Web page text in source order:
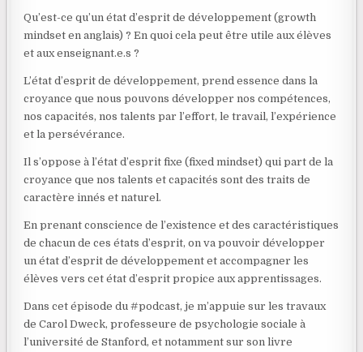
Qu’est-ce qu’un état d’esprit de développement (growth
mindset en anglais) ? En quoi cela peut être utile aux élèves
et aux enseignant.e.s ?
L’état d’esprit de développement, prend essence dans la
croyance que nous pouvons développer nos compétences,
nos capacités, nos talents par l’effort, le travail, l’expérience
et la persévérance.
Il s’oppose à l’état d’esprit fixe (fixed mindset) qui part de la
croyance que nos talents et capacités sont des traits de
caractère innés et naturel.
En prenant conscience de l’existence et des caractéristiques
de chacun de ces états d’esprit, on va pouvoir développer
un état d’esprit de développement et accompagner les
élèves vers cet état d’esprit propice aux apprentissages.
Dans cet épisode du #podcast, je m’appuie sur les travaux
de Carol Dweck, professeure de psychologie sociale à
l’université de Stanford, et notamment sur son livre